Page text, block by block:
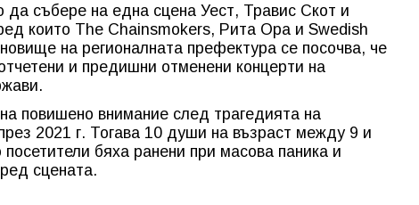
да събере на една сцена Уест, Травис Скот и
които The Chainsmokers, Рита Ора и Swedish
на регионалната префектура се посочва, че
и предишни отменени концерти на
повишено внимание след трагедията на
2021 г. Тогава 10 души на възраст между 9 и
бяха ранени при масова паника и
сцената.